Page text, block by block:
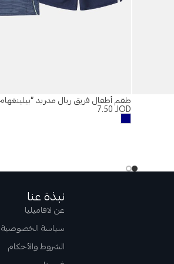
طقم أطفال فريق ريال مدريد “بيلينغهام 5”
7.50JOD
نبذة عنا
عن لافاميليا
سياسة الخصوصية
الشروط والأحكام